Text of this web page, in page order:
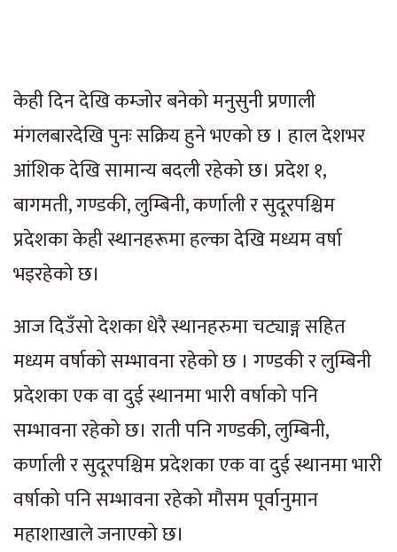
केही दिन देखि कम्जोर बनेको मनुसुनी प्रणाली
मंगलबारदेखि पुनः सक्रिय हुने भएको छ । हाल देशभर
आंशिक देखि सामान्य बदली रहेको छ। प्रदेश १,
बागमती, गण्डकी, लुम्बिनी, कर्णाली र सुदूरपश्चिम
प्रदेशका केही स्थानहरूमा हल्का देखि मध्यम वर्षा
भइरहेको छ।
आज दिउँसो देशका धेरै स्थानहरुमा चट्याङ्ग सहित
मध्यम वर्षाको सम्भावना रहेको छ । गण्डकी र लुम्बिनी
प्रदेशका एक वा दुई स्थानमा भारी वर्षाको पनि
सम्भावना रहेको छ। राती पनि गण्डकी, लुम्बिनी,
कर्णाली र सुदूरपश्चिम प्रदेशका एक वा दुई स्थानमा भारी
वर्षाको पनि सम्भावना रहेको मौसम पूर्वानुमान
महाशाखाले जनाएको छ।